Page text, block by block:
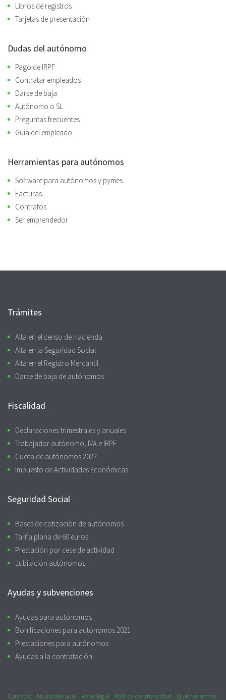
Libros de registros
Tarjetas de presentación
Dudas del autónomo
Pago de IRPF
Contratar empleados
Darse de baja
Autónomo o SL
Preguntas frecuentes
Guía del empleado
Herramientas para autónomos
Software para autónomos y pymes
Facturas
Contratos
Ser emprendedor
Trámites
Alta en el censo de Hacienda
Alta en la Seguridad Social
Alta en el Registro Mercantil
Darse de baja de autónomos
Fiscalidad
Declaraciones trimestrales y anuales
Trabajador autónomo, IVA e IRPF
Cuota de autónomos 2022
Impuesto de Actividades Económicas
Seguridad Social
Bases de cotización de autónomos
Tarifa plana de 60 euros
Prestación por cese de actividad
Jubilación autónomos
Ayudas y subvenciones
Ayudas para autónomos
Bonificaciones para autónomos 2021
Prestaciones para autónomos
Ayudas a la contratación
Contacto Anúnciate aquí Aviso legal Política de privacidad Quiénes somos